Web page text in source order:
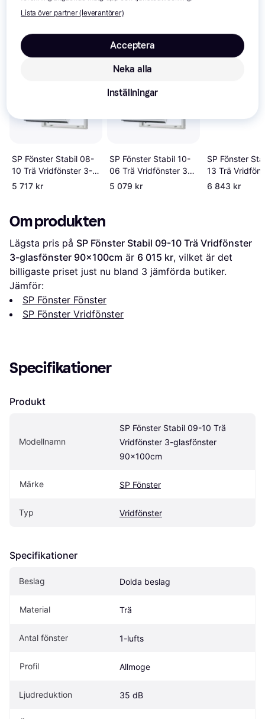
Vi har plockat fram ett urval av produkter som kanske skulle
Trendande
SP Fönster Stabil 08-
10 Trä Vridfönster 3-
glasfönster
5 717 kr
Trendande
SP Fönster Stabil 10-
06 Trä Vridfönster 3-
glasfönster
5 079 kr
SP Fönster
13 Trä
glasfönster
6 843 kr
Om produkten
Lägsta pris på SP Fönster Stabil 09-10 Trä Vridfönster
3-glasfönster 90x100cm är 6 015 kr, vilket är det
billigaste priset just nu bland 3 jämförda butiker.
Jämför:
SP Fönster Fönster
SP Fönster Vridfönster
Specifikationer
Produkt
Modellnamn
SP Fönster Stabil 09-10 Trä
Vridfönster 3-glasfönster
90x100cm
Märke SP Fönster
Typ Vridfönster
Specifikationer
Beslag Dolda beslag
Material Trä
Antal fönster 1-lufts
Profil Allmoge
Ljudreduktion 35 dB
Lista över partner (leverantörer)
Neka alla
Acceptera
Inställningar